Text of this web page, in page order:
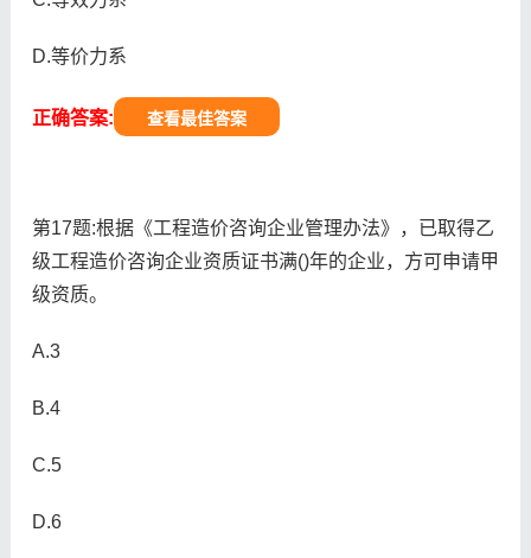
D.等价力系
正确答案: 查看最佳答案
第17题:根据《工程造价咨询企业管理办法》，已取得乙
级工程造价咨询企业资质证书满()年的企业，方可申请甲
级资质。
A.3
B.4
C.5
D.6